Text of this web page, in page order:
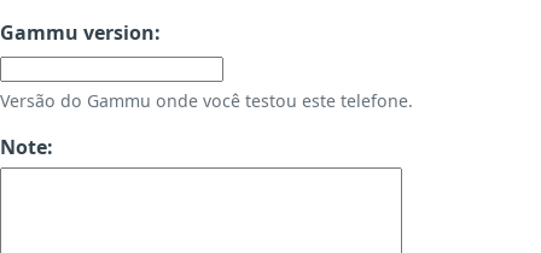
Gammu version:
Versão do Gammu onde você testou este telefone.
Note: